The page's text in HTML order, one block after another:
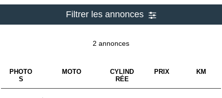
Filtrer les annonces
2 annonces
PHOTO
S
MOTO
CYLIND
RÉE
PRIX KM